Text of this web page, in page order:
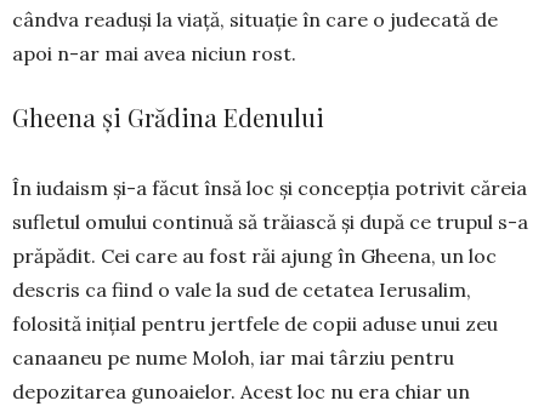
cândva readuși la viață, situație în care o jude­cată de
apoi n-ar mai avea niciun rost.
Gheena și Grădina Edenului
În iudaism și-a făcut însă loc și concepția potrivit că­reia
sufletul omului continuă să trăiască și după ce trupul s-a
prăpădit. Cei care au fost răi ajung în Gheena, un loc
descris ca fiind o vale la sud de cetatea Ierusalim,
folosită inițial pentru jertfele de copii aduse unui zeu
canaaneu pe nume Moloh, iar mai târziu pentru
depozitarea gunoaielor. Acest loc nu era chiar un